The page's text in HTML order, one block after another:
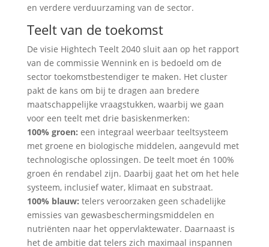
en verdere verduurzaming van de sector.
Teelt van de toekomst
De visie Hightech Teelt 2040 sluit aan op het rapport
van de commissie Wennink en is bedoeld om de
sector toekomstbestendiger te maken. Het cluster
pakt de kans om bij te dragen aan bredere
maatschappelijke vraagstukken, waarbij we gaan
voor een teelt met drie basiskenmerken:
100% groen: een integraal weerbaar teeltsysteem
met groene en biologische middelen, aangevuld met
technologische oplossingen. De teelt moet én 100%
groen én rendabel zijn. Daarbij gaat het om het hele
systeem, inclusief water, klimaat en substraat.
100% blauw: telers veroorzaken geen schadelijke
emissies van gewasbeschermingsmiddelen en
nutriënten naar het oppervlaktewater. Daarnaast is
het de ambitie dat telers zich maximaal inspannen